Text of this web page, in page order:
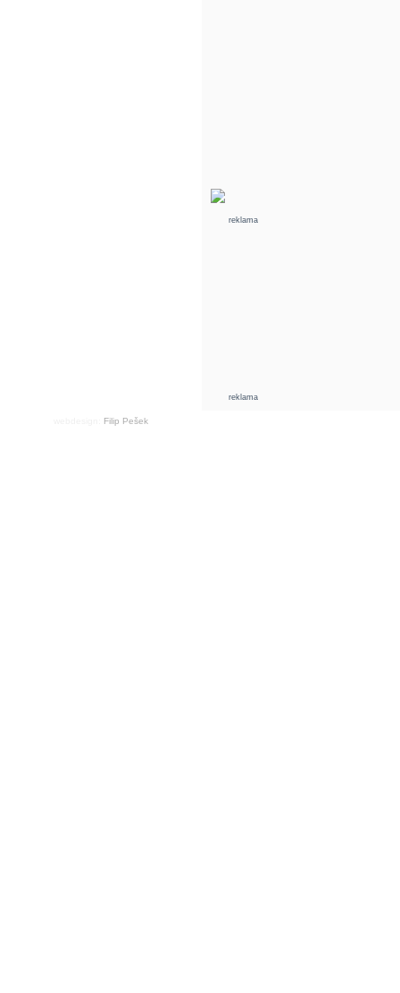
reklama
reklama
Filip Pešek